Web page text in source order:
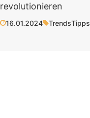
revolutionieren
16.01.2024 TrendsTipps